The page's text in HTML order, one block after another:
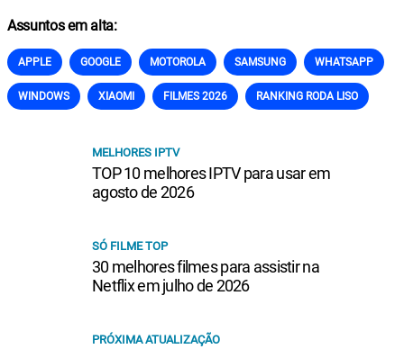
Assuntos em alta:
APPLE GOOGLE MOTOROLA SAMSUNG WHATSAPP
WINDOWS XIAOMI FILMES 2026 RANKING RODA LISO
MELHORES IPTV
TOP 10 melhores IPTV para usar em
agosto de 2026
SÓ FILME TOP
30 melhores filmes para assistir na
Netflix em julho de 2026
PRÓXIMA ATUALIZAÇÃO